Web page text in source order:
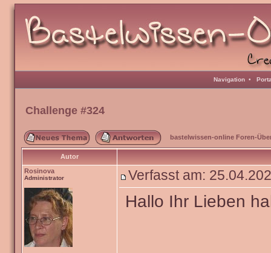
Navigation •
Challenge #324
bastelwissen-online Foren-
Autor
Rosinova
Administrator Verfasst am:
Hallo Ihr Lieben